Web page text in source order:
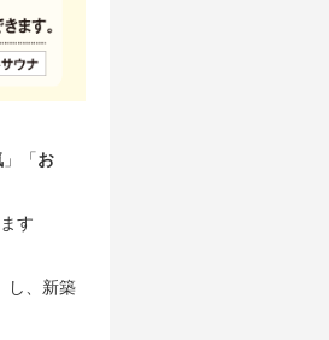
」「お
す
し、新築